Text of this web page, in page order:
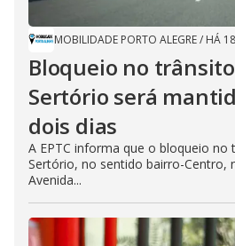
MOBILIDADE PORTO ALEGRE/ HÁ
Bloqueio no
Sertório será
dois dias
A EPTC informa que o bloqueio no
Sertório, no sentido bairro-Centro,
Avenida...